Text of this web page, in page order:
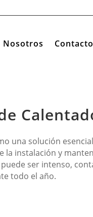
Nosotros Contacto
una solución
instalación y
ser intenso,
todo el año.